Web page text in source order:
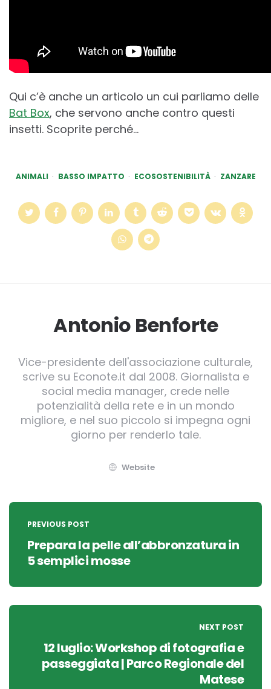
Qui c’è anche un articolo un cui parliamo delle
Bat Box, che servono anche contro questi
insetti. Scoprite perché…
ANIMALI BASSO IMPATTO ECOSOSTENIBILITÀ ZANZARE
Antonio Benforte
Vice-presidente dell'associazione culturale,
scrive su Econote.it dal 2008. Giornalista e
social media manager, crede nelle
potenzialità della rete e in un mondo
migliore, e nel suo piccolo si impegna ogni
giorno per renderlo tale.
Website
Post
navigation
PREVIOUS POST
Prepara la pelle all’abbronzatura in
5 semplici mosse
NEXT POST
12 luglio: Workshop di fotografia e
passeggiata | Parco Regionale del
Matese